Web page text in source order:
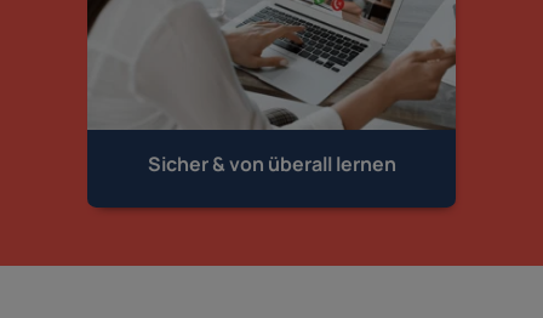
Sicher & von überall lernen